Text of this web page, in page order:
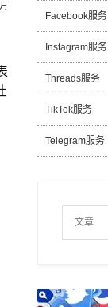
Facebook服务
Instagram服务
Threads服务
TikTok服务
Telegram服务